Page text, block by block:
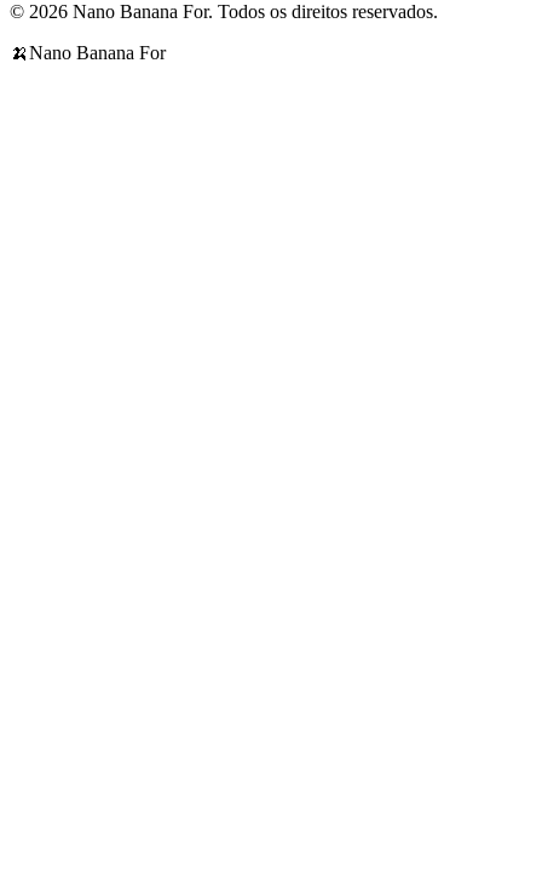
© 2026 Nano Banana For. Todos os direitos reservados.
🍌Nano Banana For